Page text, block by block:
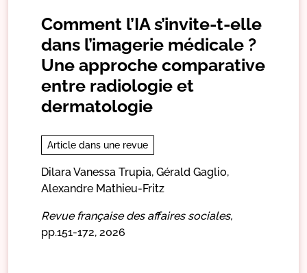
Comment l’IA s’invite-t-elle
dans l’imagerie médicale ?
Une approche comparative
entre radiologie et
dermatologie
Article dans une revue
Dilara Vanessa Trupia, Gérald Gaglio,
Alexandre Mathieu-Fritz
Revue française des affaires sociales,
pp.151-172, 2026